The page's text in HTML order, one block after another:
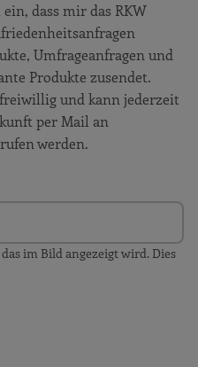
dass mir das RKW
Umfrageanfragen und
Produkte zusendet.
und kann jederzeit
per Mail an
werden.
im Bild angezeigt wird. Dies